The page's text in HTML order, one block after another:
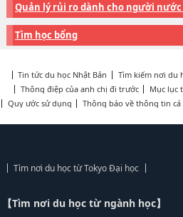
Quản lý rủi ro dành cho người nước
Tìm học bổng
Tin tức du học Nhật Bản Tìm kiếm nơi du
Thông điệp của anh chị đi trước
Mục lục
Quy ước sử dụng
Thông báo về thông tin cá
Tìm nơi du học từ Tokyo Đại học
【Tìm nơi du học từ ngành học】